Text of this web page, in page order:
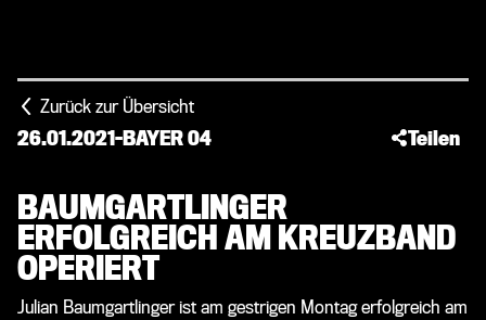
Zurück zur Übersicht
26.01.2021-BAYER 04 Teilen
BAUMGARTLINGER
ERFOLGREICH AM KREUZBAND
OPERIERT
Julian Baumgartlinger ist am gestrigen Montag erfolgreich am